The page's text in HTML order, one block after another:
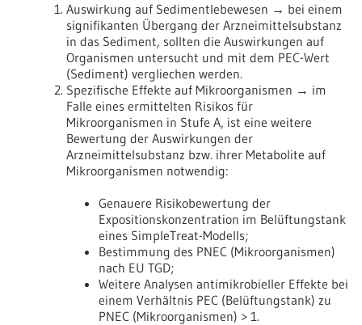
Auswirkung auf Sedimentlebewesen → bei einem
signifikanten Übergang der Arzneimittelsubstanz
in das Sediment, sollten die Auswirkungen auf
Organismen untersucht und mit dem PEC-Wert
(Sediment) vergliechen werden.
Spezifische Effekte auf Mikroorganismen → im
Falle eines ermittelten Risikos für
Mikroorganismen in Stufe A, ist eine weitere
Bewertung der Auswirkungen der
Arzneimittelsubstanz bzw. ihrer Metabolite auf
Mikroorganismen notwendig:
Genauere Risikobewertung der
Expositionskonzentration im Belüftungstank
eines SimpleTreat-Modells;
Bestimmung des PNEC (Mikroorganismen)
nach EU TGD;
Weitere Analysen antimikrobieller Effekte bei
einem Verhältnis PEC (Belüftungstank) zu
PNEC (Mikroorganismen) > 1.